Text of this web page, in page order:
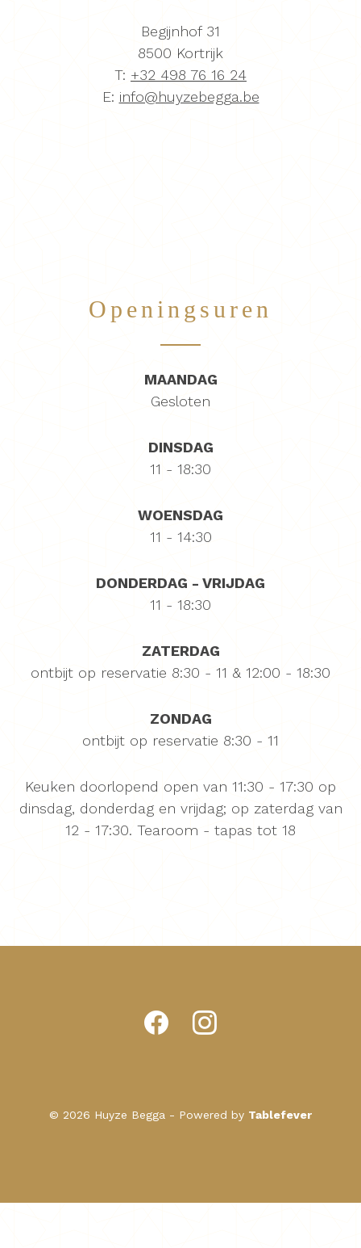
Begijnhof 31
8500 Kortrijk
T: +32 498 76 16 24
E: info@huyzebegga.be
Openingsuren
MAANDAG
Gesloten
DINSDAG
11 - 18:30
WOENSDAG
11 - 14:30
DONDERDAG - VRIJDAG
11 - 18:30
ZATERDAG
ontbijt op reservatie 8:30 - 11 & 12:00 - 18:30
ZONDAG
ontbijt op reservatie 8:30 - 11
Keuken doorlopend open van 11:30 - 17:30 op
dinsdag, donderdag en vrijdag; op zaterdag van
12 - 17:30. Tearoom - tapas tot 18
© 2026 Huyze Begga - Powered by Tablefever